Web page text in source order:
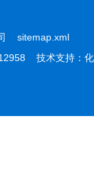
sitemap.xml
技术支持： 化